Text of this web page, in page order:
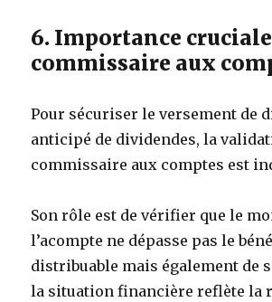
6. Importance
commissaire aux
Pour sécuriser le versement de
anticipé de dividendes, la
commissaire aux comptes est
Son rôle est de vérifier que le
l’acompte ne dépasse pas le
distribuable mais également de
la situation financière reflète la